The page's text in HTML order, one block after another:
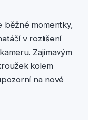
běžné momentky,
v rozlišení
Zajímavým
kolem
na nové